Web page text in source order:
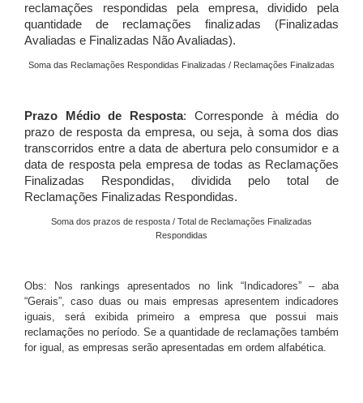
reclamações respondidas pela empresa, dividido pela
quantidade de reclamações finalizadas (Finalizadas
Avaliadas e Finalizadas Não Avaliadas).
Soma das Reclamações Respondidas Finalizadas / Reclamações Finalizadas
Prazo Médio de Resposta: Corresponde à média do
prazo de resposta da empresa, ou seja, à soma dos dias
transcorridos entre a data de abertura pelo consumidor e a
data de resposta pela empresa de todas as Reclamações
Finalizadas Respondidas, dividida pelo total de
Reclamações Finalizadas Respondidas.
Soma dos prazos de resposta / Total de Reclamações Finalizadas
Respondidas
Obs: Nos rankings apresentados no link “Indicadores” – aba
“Gerais”, caso duas ou mais empresas apresentem indicadores
iguais, será exibida primeiro a empresa que possui mais
reclamações no período. Se a quantidade de reclamações também
for igual, as empresas serão apresentadas em ordem alfabética.